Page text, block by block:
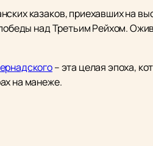
казаков, приехавших на
над Третьим Рейхом.
– эта целая эпоха,
на манеже.